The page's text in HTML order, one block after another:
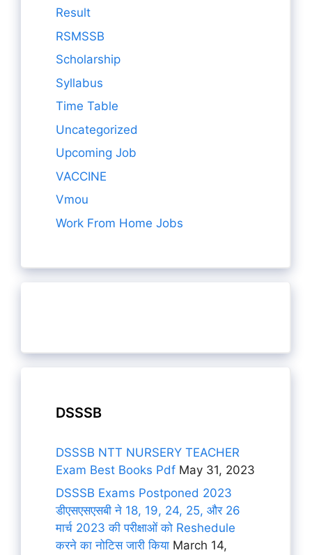
Result
RSMSSB
Scholarship
Syllabus
Time Table
Uncategorized
Upcoming Job
VACCINE
Vmou
Work From Home Jobs
DSSSB
DSSSB NTT NURSERY TEACHER
Exam Best Books Pdf May 31, 2023
DSSSB Exams Postponed 2023
डीएसएसएसबी ने 18, 19, 24, 25, और 26
मार्च 2023 की परीक्षाओं को Reshedule
करने का नोटिस जारी किया March 14,